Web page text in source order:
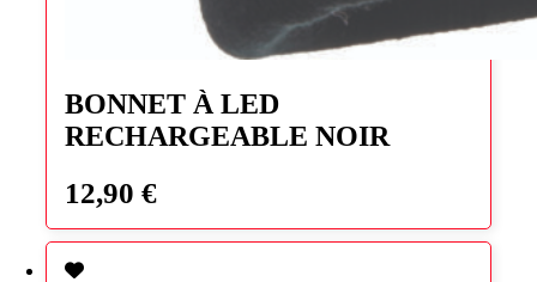
BONNET À LED
RECHARGEABLE NOIR
12,90 €